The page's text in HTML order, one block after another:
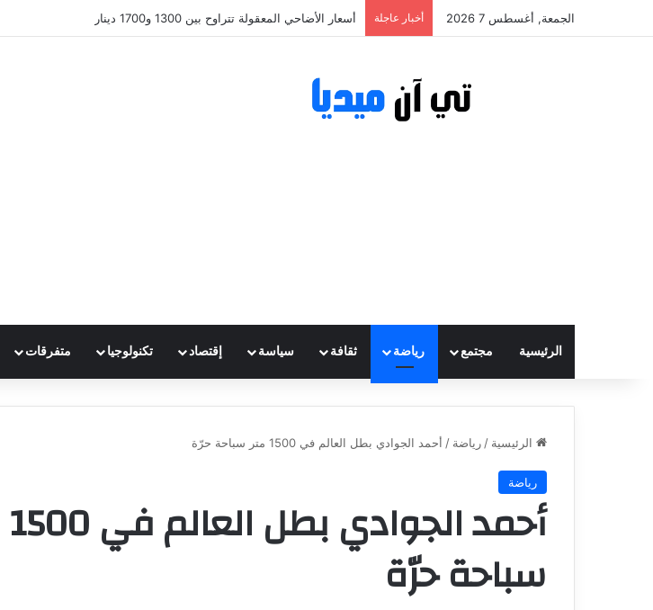
الجمعة, أغسطس 7 2026 أخبار عاجلة أسعار الأضاحي المعقولة تتراوح بين 1300 و1700 دينار
الرئيسية مجتمع رياضة ثقافة سياسة إقتصاد تكنولوجيا متفرقات
الرئيسية / رياضة / أحمد الجوادي بطل العالم في 1500 متر سباحة حرّة
رياضة
سباحة حرّة